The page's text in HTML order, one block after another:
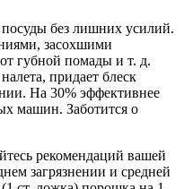
посуды без лишних усилий.
засохшими
губной помады и т. д.
придает блеск
На 30% эффективнее
машин. Заботится о
рекомендаций вашей
загрязнении и средней